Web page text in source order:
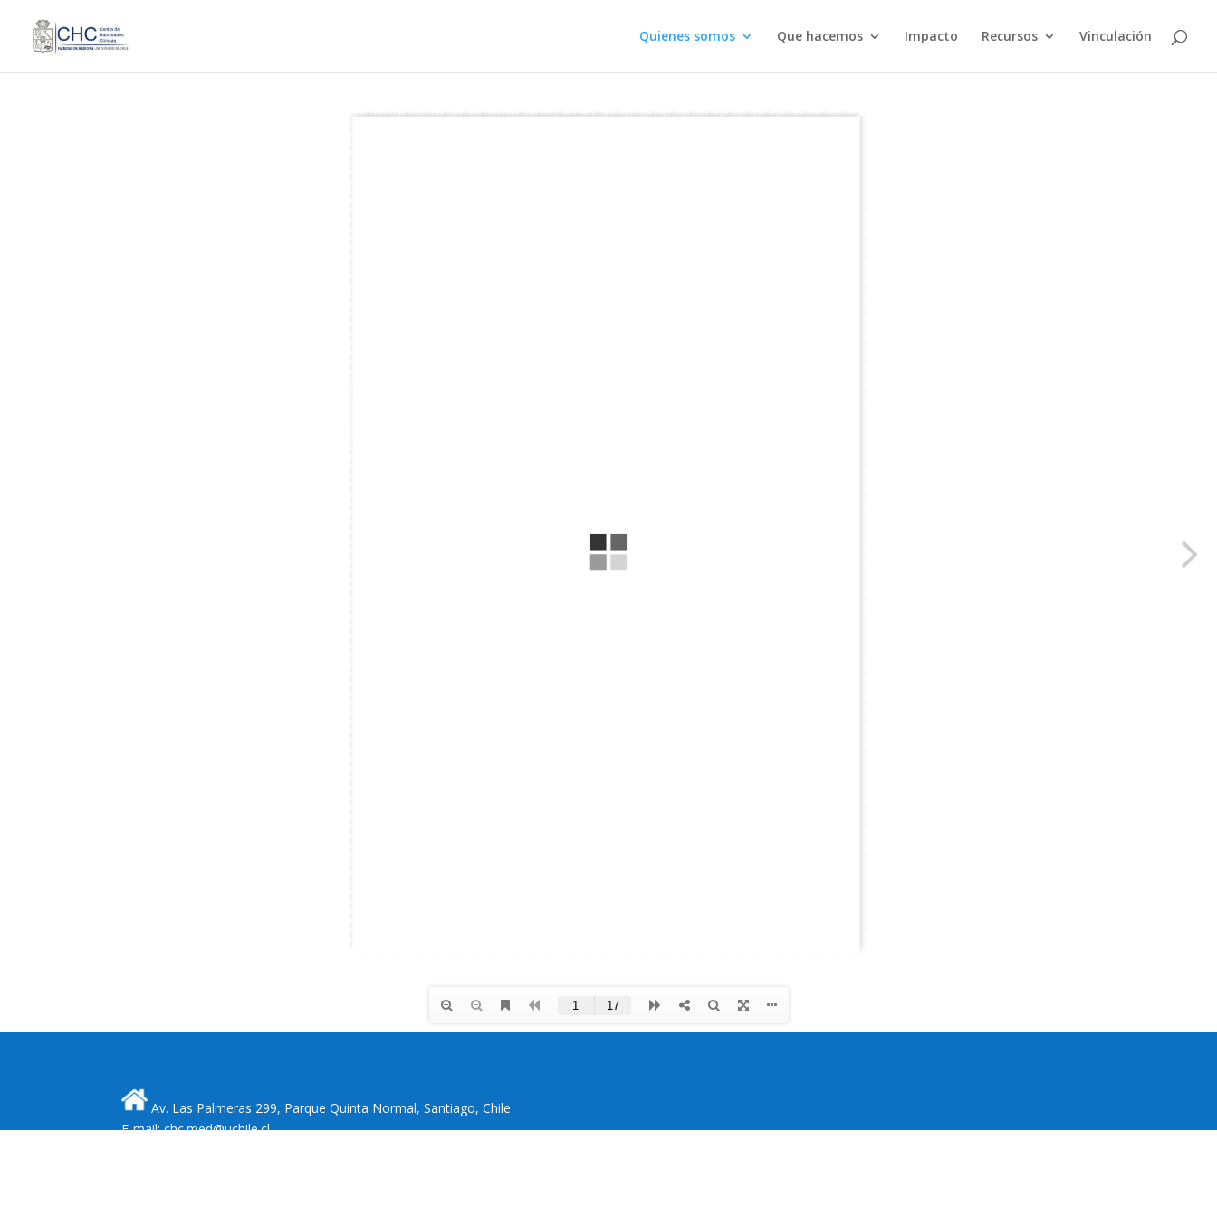
Quienes somos Que hacemos Impacto Recursos Vinculación
Av. Las Palmeras 299, Parque Quinta Normal, Santiago, Chile
E-mail: chc.med@uchile.cl